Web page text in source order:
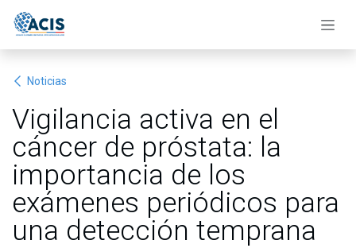
Noticias
Vigilancia activa en el
cáncer de próstata: la
importancia de los
exámenes periódicos para
una detección temprana